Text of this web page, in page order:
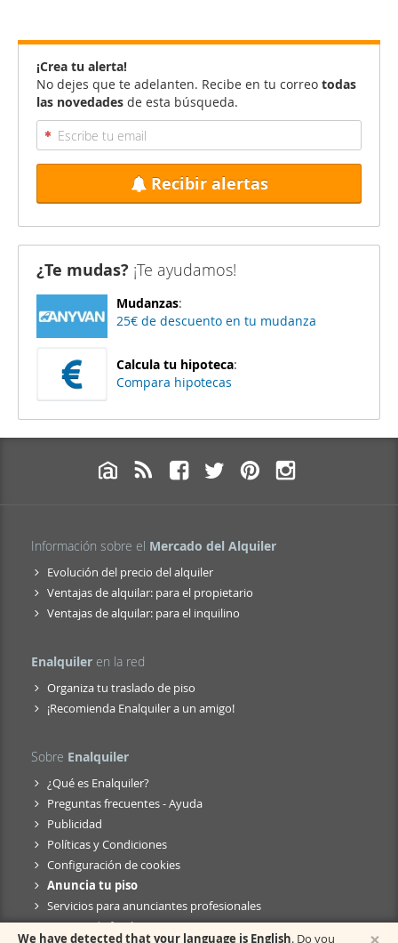
¡Crea tu alerta!
No dejes que te adelanten. Recibe en tu correo todas
las novedades de esta búsqueda.
Recibir alertas
¿Te mudas? ¡Te ayudamos!
Mudanzas:
25€ de descuento en tu mudanza
Calcula tu hipoteca:
Compara hipotecas
Información sobre el Mercado del Alquiler
Evolución del precio del alquiler
Ventajas de alquilar: para el propietario
Ventajas de alquilar: para el inquilino
Enalquiler en la red
Organiza tu traslado de piso
¡Recomienda Enalquiler a un amigo!
Sobre Enalquiler
¿Qué es Enalquiler?
Preguntas frecuentes - Ayuda
Publicidad
Políticas y Condiciones
Configuración de cookies
Anuncia tu piso
Servicios para anunciantes profesionales
Anuncio de fusión
We have detected that your language is English. Do you